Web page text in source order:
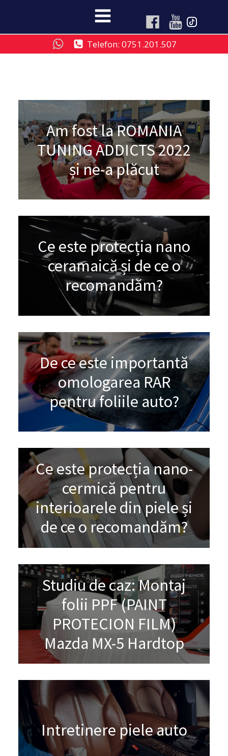
Telefon: 0751.201.507
Am fost la ROMANIA
TUNING ADDICTS 2022
și ne-a plăcut
Ce este protecția nano
ceramaică și de ce o
recomandăm?
De ce este importantă
omologarea RAR
pentru foliile auto?
Ce este protecția nano-
cermică pentru
interioarele din piele și
de ce o recomandăm?
Studiu de caz: Montaj
folii PPF (PAINT
PROTECION FILM)
Mazda MX-5 Hardtop
Intretinere piele auto